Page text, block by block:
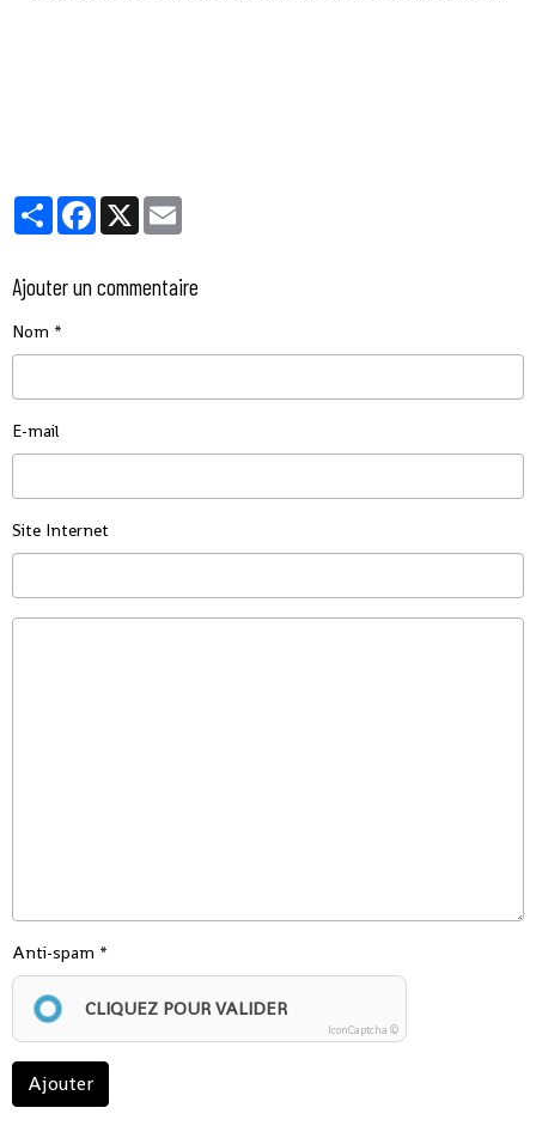
PartagerFacebook
X
Ajouter un commentaire
Nom
E-mail
Site Internet
Anti-spam
CLIQUEZ POUR VALIDER
IconCaptcha ©
Ajouter